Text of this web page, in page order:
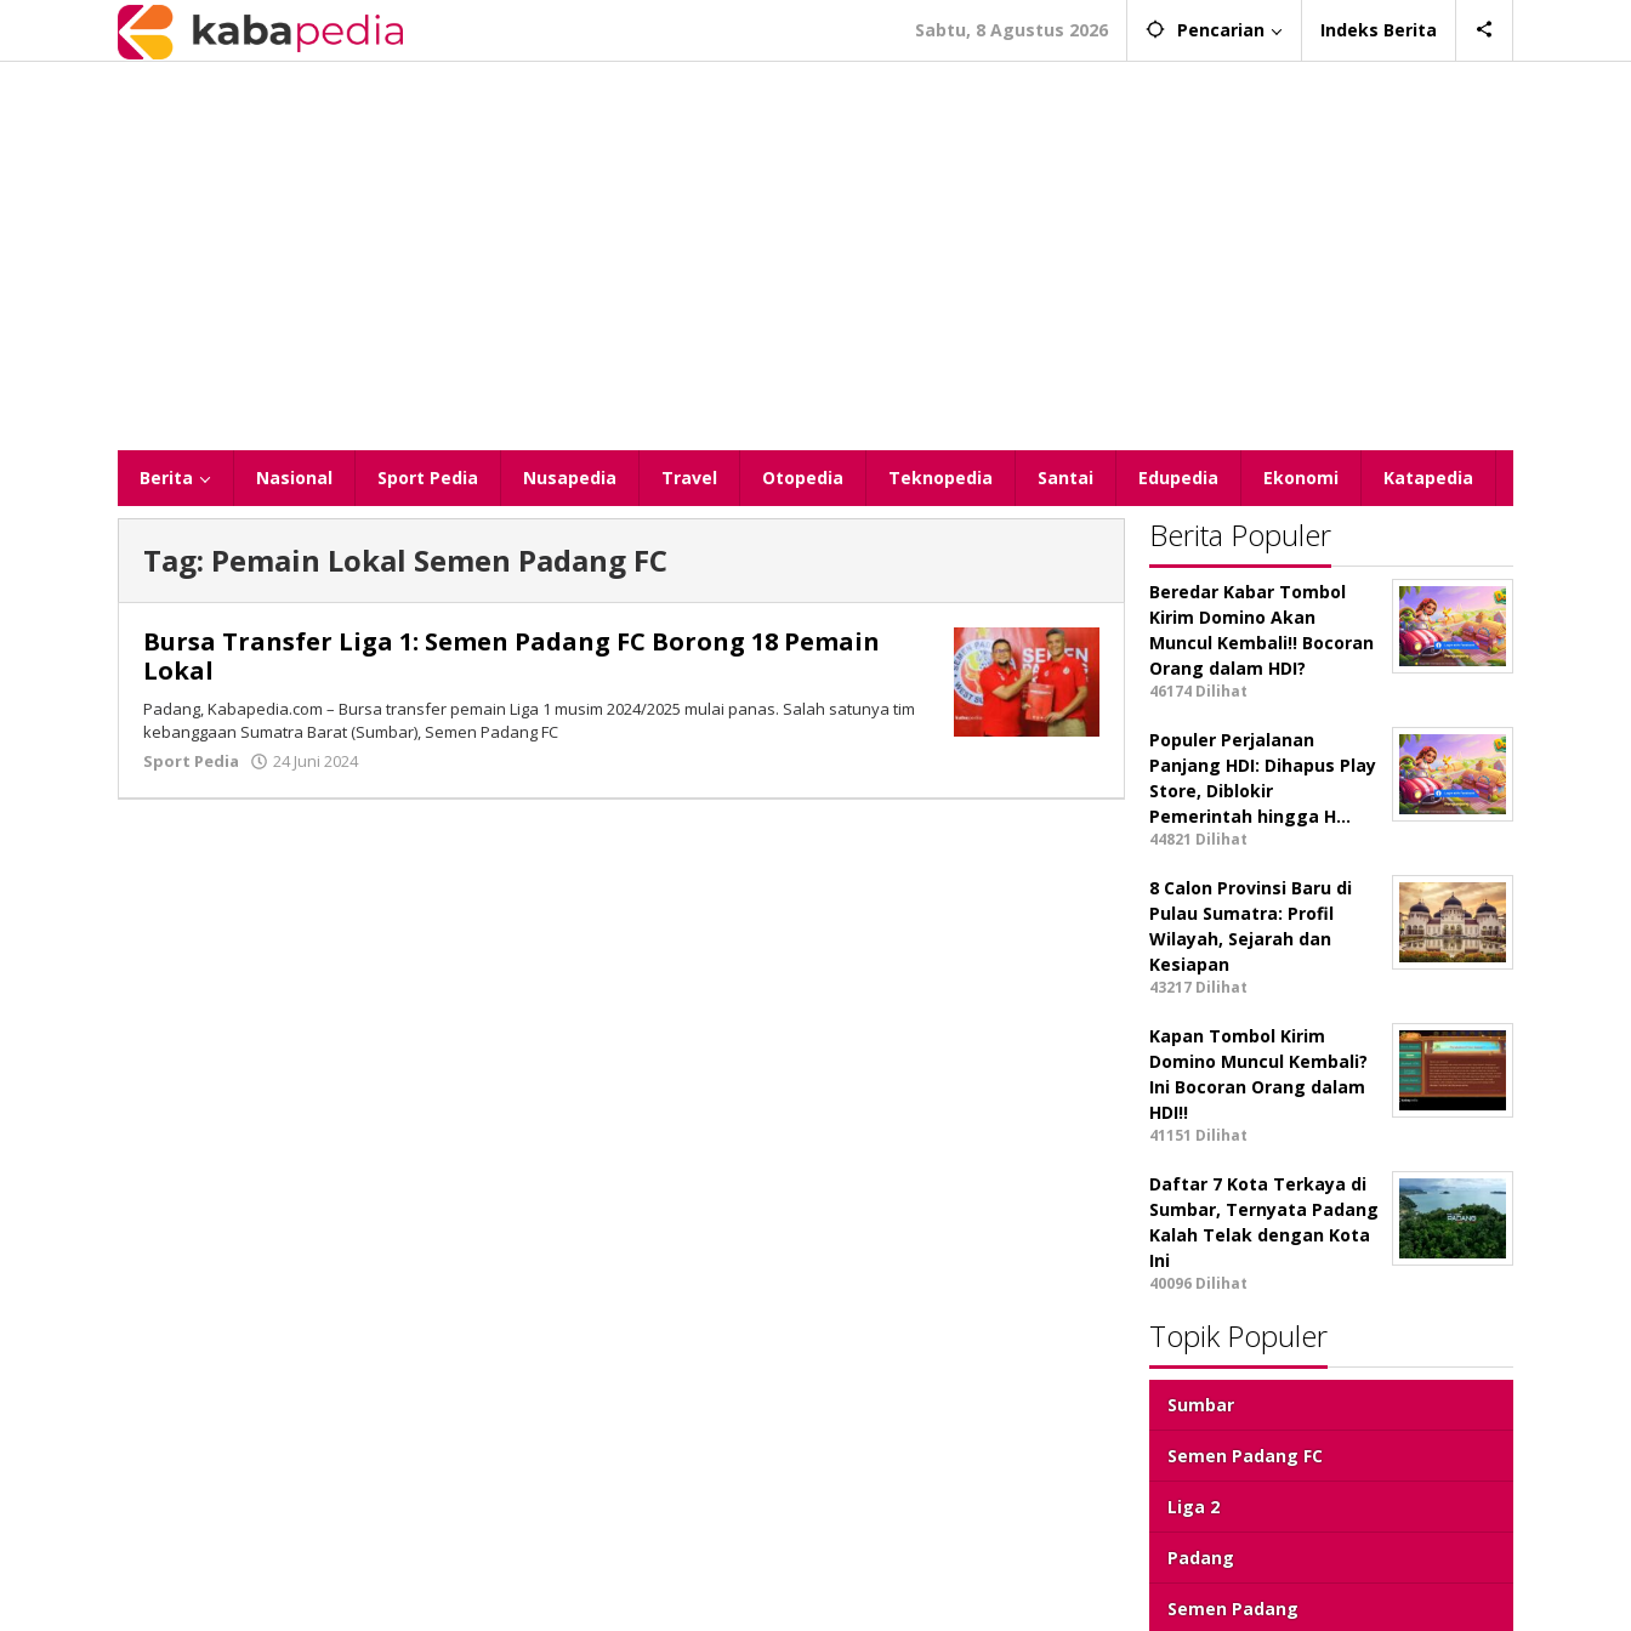
konten
Sabtu, 8 Agustus 2026 Pencarian Indeks Berita
Berita Nasional Sport Pedia Nusapedia Travel Otopedia Teknopedia Santai Edupedia Ekonomi Katapedia
Tag: Pemain Lokal Semen Padang FC
Bursa Transfer Liga 1: Semen Padang FC Borong 18 Pemain
Lokal
Padang, Kabapedia.com – Bursa transfer pemain Liga 1 musim 2024/2025 mulai panas. Salah satunya tim
kebanggaan Sumatra Barat (Sumbar), Semen Padang FC
Sport Pedia
24 Juni 2024
Bastian
Berita Populer
Beredar Kabar Tombol
Kirim Domino Akan
Muncul Kembali!! Bocoran
Orang dalam HDI?
46174 Dilihat
Populer Perjalanan
Panjang HDI: Dihapus Play
Store, Diblokir
Pemerintah hingga H…
44821 Dilihat
8 Calon Provinsi Baru di
Pulau Sumatra: Profil
Wilayah, Sejarah dan
Kesiapan
43217 Dilihat
Kapan Tombol Kirim
Domino Muncul Kembali?
Ini Bocoran Orang dalam
HDI!!
41151 Dilihat
Daftar 7 Kota Terkaya di
Sumbar, Ternyata Padang
Kalah Telak dengan Kota
Ini
40096 Dilihat
Topik Populer
Sumbar
Semen Padang FC
Liga 2
Padang
Semen Padang